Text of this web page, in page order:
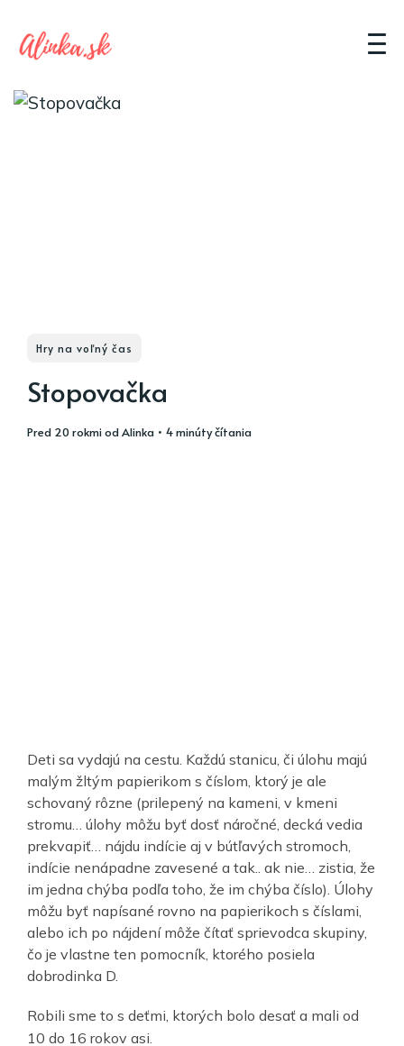
Hry na voľný čas
Stopovačka
pred 20 rokmiodAlinka • 4 minúty čítania
Deti sa vydajú na cestu. Každú stanicu, či úlohu majú
malým žltým papierikom s číslom, ktorý je ale
schovaný rôzne (prilepený na kameni, v kmeni
stromu… úlohy môžu byť dosť náročné, decká vedia
prekvapiť… nájdu indície aj v bútľavých stromoch,
indície nenápadne zavesené a tak.. ak nie… zistia, že
im jedna chýba podľa toho, že im chýba číslo). Úlohy
môžu byť napísané rovno na papierikoch s číslami,
alebo ich po nájdení môže čítať sprievodca skupiny,
čo je vlastne ten pomocník, ktorého posiela
dobrodinka D.
Robili sme to s deťmi, ktorých bolo desať a mali od
10 do 16 rokov asi.